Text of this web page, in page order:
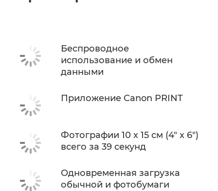
Беспроводное
использование и обмен
данными
Приложение Canon PRINT
Фотографии 10 x 15 см (4" x 6")
всего за 39 секунд
Одновременная загрузка
обычной и фотобумаги